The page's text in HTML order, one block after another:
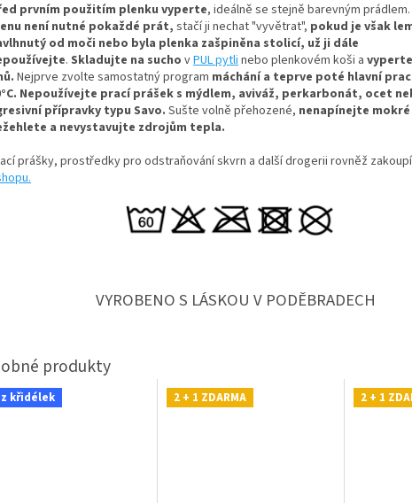
prvním použitím plenku vyperte, ideálně se stejně barevným prádlem.
není nutné pokaždé prát, stačí ji nechat "vyvětrat", pokud je však
od moči nebo byla plenka zašpiněna stolicí, už ji dále
. Skladujte na sucho vPUL pytlinebo plenkovém koši a
Nejprve zvolte samostatný program máchání a teprve poté hlavní
Nepoužívejte prací prášek s mýdlem, aviváž, perkarbonát, ocet
přípravky typu Savo. Sušte volně přehozené, nenapínejte mokré
a nevystavujte zdrojům tepla.
prášky, prostředky pro odstraňování skvrn a další drogerii rovněž
VYROBENO S LÁSKOU V PODĚBRADECH
křidélek 2 + 1 ZDARMA 2 + 1